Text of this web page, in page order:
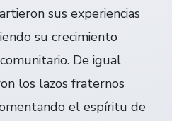
sus experiencias
su crecimiento
De igual
los lazos fraternos
el espíritu de